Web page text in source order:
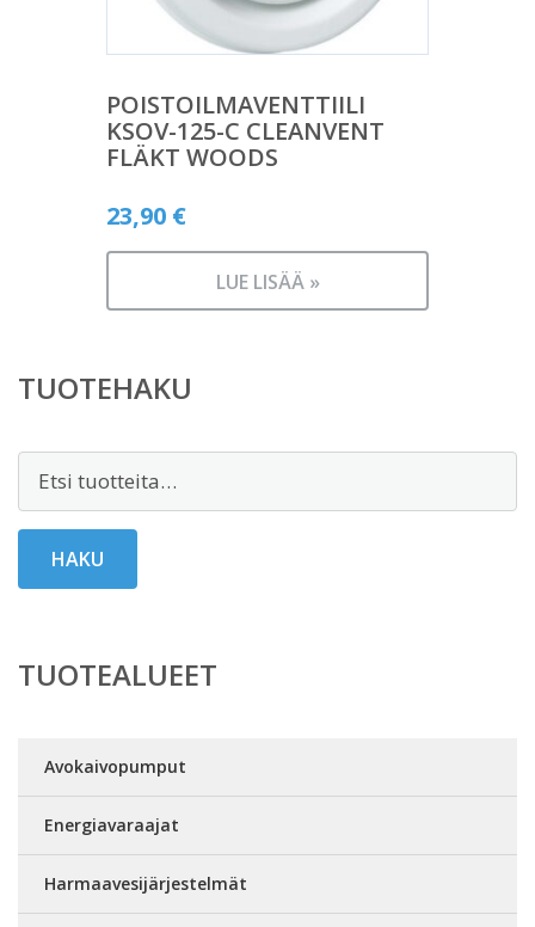
POISTOILMAVENTTIILI
KSOV-125-C CLEANVENT
FLÄKT WOODS
23,90 €
LUE LISÄÄ »
TUOTEHAKU
Etsi:
HAKU
TUOTEALUEET
Avokaivopumput
Energiavaraajat
Harmaavesijärjestelmät